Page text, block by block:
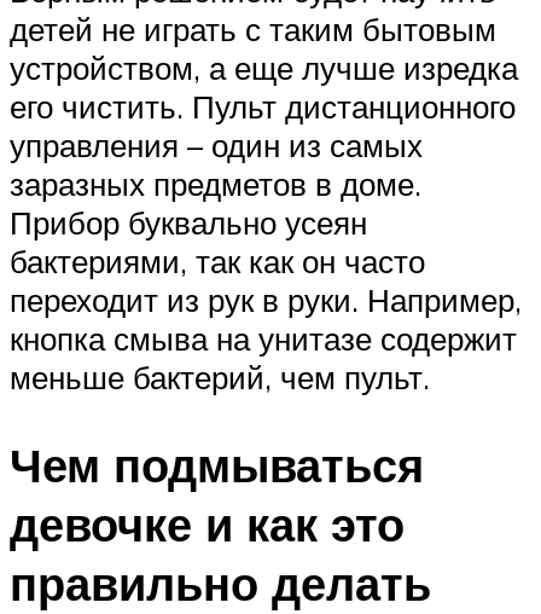
детей не играть с таким бытовым
устройством, а еще лучше изредка
его чистить. Пульт дистанционного
управления – один из самых
заразных предметов в доме.
Прибор буквально усеян
бактериями, так как он часто
переходит из рук в руки. Например,
кнопка смыва на унитазе содержит
меньше бактерий, чем пульт.
Чем подмываться
девочке и как это
правильно делать